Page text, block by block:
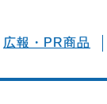
広報・PR商品